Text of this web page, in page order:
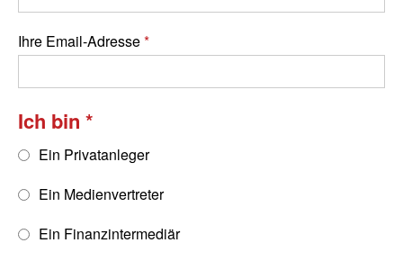
Ihre Email-Adresse
Ich bin
Ein Privatanleger
Ein Medienvertreter
Ein Finanzintermediär